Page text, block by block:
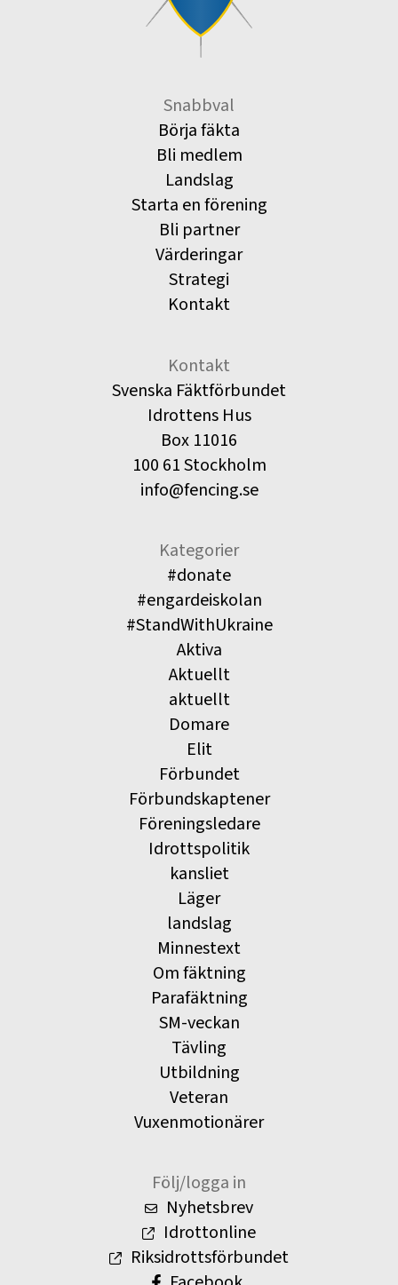
Snabbval
Börja fäkta
Bli medlem
Landslag
Starta en förening
Bli partner
Värderingar
Strategi
Kontakt
Kontakt
Svenska Fäktförbundet
Idrottens Hus
Box 11016
100 61 Stockholm
info@fencing.se
Kategorier
#donate
#engardeiskolan
#StandWithUkraine
Aktiva
Aktuellt
aktuellt
Domare
Elit
Förbundet
Förbundskaptener
Föreningsledare
Idrottspolitik
kansliet
Läger
landslag
Minnestext
Om fäktning
Parafäktning
SM-veckan
Tävling
Utbildning
Veteran
Vuxenmotionärer
Följ/logga in
Nyhetsbrev
Idrottonline
Riksidrottsförbundet